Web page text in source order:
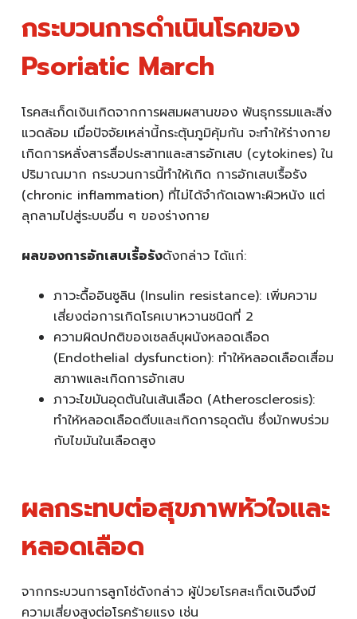
กระบวนการดำเนินโรคของ
Psoriatic March
โรคสะเก็ดเงินเกิดจากการผสมผสานของ พันธุกรรมและสิ่ง
แวดล้อม เมื่อปัจจัยเหล่านี้กระตุ้นภูมิคุ้มกัน จะทำให้ร่างกาย
เกิดการหลั่งสารสื่อประสาทและสารอักเสบ (cytokines) ใน
ปริมาณมาก กระบวนการนี้ทำให้เกิด การอักเสบเรื้อรัง
(chronic inflammation) ที่ไม่ได้จำกัดเฉพาะผิวหนัง แต่
ลุกลามไปสู่ระบบอื่น ๆ ของร่างกาย
ผลของการอักเสบเรื้อรังดังกล่าว ได้แก่:
ภาวะดื้ออินซูลิน (Insulin resistance): เพิ่มความ
เสี่ยงต่อการเกิดโรคเบาหวานชนิดที่ 2
ความผิดปกติของเซลล์บุผนังหลอดเลือด
(Endothelial dysfunction): ทำให้หลอดเลือดเสื่อม
สภาพและเกิดการอักเสบ
ภาวะไขมันอุดตันในเส้นเลือด (Atherosclerosis):
ทำให้หลอดเลือดตีบและเกิดการอุดตัน ซึ่งมักพบร่วม
กับไขมันในเลือดสูง
ผลกระทบต่อสุขภาพหัวใจและ
หลอดเลือด
จากกระบวนการลูกโซ่ดังกล่าว ผู้ป่วยโรคสะเก็ดเงินจึงมี
ความเสี่ยงสูงต่อโรคร้ายแรง เช่น